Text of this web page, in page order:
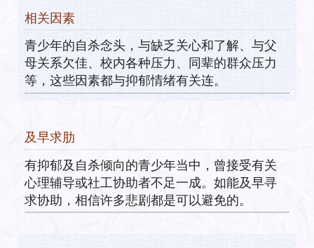
相关因素
青少年的自杀念头，与缺乏关心和了解、与父
母关系欠佳、校内各种压力、同辈的群众压力
等，这些因素都与抑郁情绪有关连。
及早求肋
有抑郁及自杀倾向的青少年当中，曾接受有关
心理辅导或社工协助者不足一成。如能及早寻
求协助，相信许多悲剧都是可以避免的。